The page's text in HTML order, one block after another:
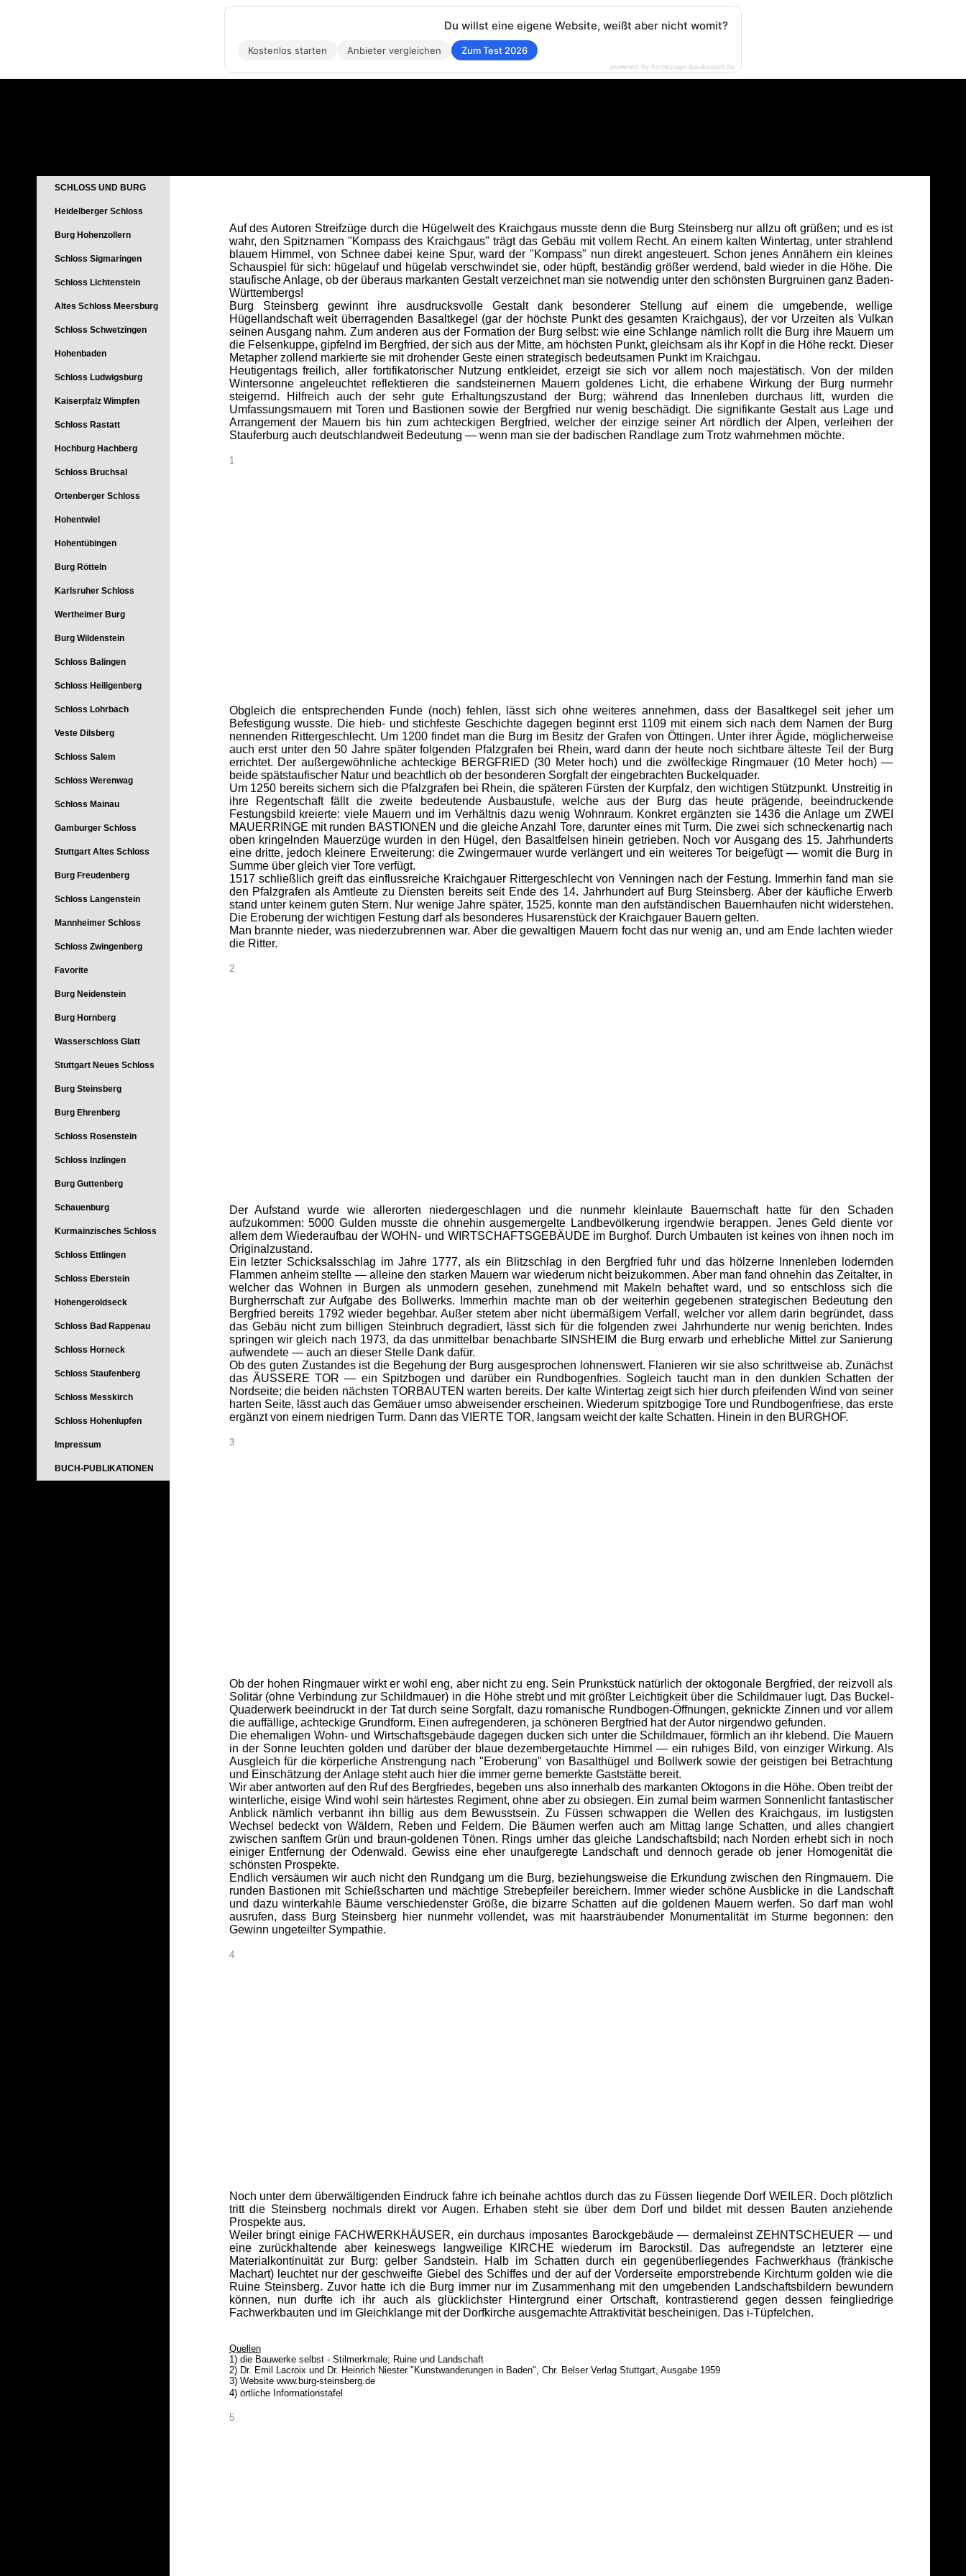
SCHLOSS UND BURG
Heidelberger Schloss
Burg Hohenzollern
Schloss Sigmaringen
Schloss Lichtenstein
Altes Schloss Meersburg
Schloss Schwetzingen
Hohenbaden
Schloss Ludwigsburg
Kaiserpfalz Wimpfen
Schloss Rastatt
Hochburg Hachberg
Schloss Bruchsal
Ortenberger Schloss
Hohentwiel
Hohentübingen
Burg Rötteln
Karlsruher Schloss
Wertheimer Burg
Burg Wildenstein
Schloss Balingen
Schloss Heiligenberg
Schloss Lohrbach
Veste Dilsberg
Schloss Salem
Schloss Werenwag
Schloss Mainau
Gamburger Schloss
Stuttgart Altes Schloss
Burg Freudenberg
Schloss Langenstein
Mannheimer Schloss
Schloss Zwingenberg
Favorite
Burg Neidenstein
Burg Hornberg
Wasserschloss Glatt
Stuttgart Neues Schloss
Burg Steinsberg
Burg Ehrenberg
Schloss Rosenstein
Schloss Inzlingen
Burg Guttenberg
Schauenburg
Kurmainzisches Schloss
Schloss Ettlingen
Schloss Eberstein
Hohengeroldseck
Schloss Bad Rappenau
Schloss Horneck
Schloss Staufenberg
Schloss Messkirch
Schloss Hohenlupfen
Impressum
BUCH-PUBLIKATIONEN
Auf des Autoren Streifzüge durch die Hügelwelt des Kraichgaus musste denn die Burg Steinsberg nur allzu oft grüßen; und es ist
wahr, den Spitznamen "Kompass des Kraichgaus" trägt das Gebäu mit vollem Recht. An einem kalten Wintertag, unter strahlend
blauem Himmel, von Schnee dabei keine Spur, ward der "Kompass" nun direkt angesteuert. Schon jenes Annähern ein kleines
Schauspiel für sich: hügelauf und hügelab verschwindet sie, oder hüpft, beständig größer werdend, bald wieder in die Höhe. Die
staufische Anlage, ob der überaus markanten Gestalt verzeichnet man sie notwendig unter den schönsten Burgruinen ganz Baden-
Württembergs!
Burg Steinsberg gewinnt ihre ausdrucksvolle Gestalt dank besonderer Stellung auf einem die umgebende, wellige
Hügellandschaft weit überragenden Basaltkegel (gar der höchste Punkt des gesamten Kraichgaus), der vor Urzeiten als Vulkan
seinen Ausgang nahm. Zum anderen aus der Formation der Burg selbst: wie eine Schlange nämlich rollt die Burg ihre Mauern um
die Felsenkuppe, gipfelnd im Bergfried, der sich aus der Mitte, am höchsten Punkt, gleichsam als ihr Kopf in die Höhe reckt. Dieser
Metapher zollend markierte sie mit drohender Geste einen strategisch bedeutsamen Punkt im Kraichgau.
Heutigentags freilich, aller fortifikatorischer Nutzung entkleidet, erzeigt sie sich vor allem noch majestätisch. Von der milden
Wintersonne angeleuchtet reflektieren die sandsteinernen Mauern goldenes Licht, die erhabene Wirkung der Burg nurmehr
steigernd. Hilfreich auch der sehr gute Erhaltungszustand der Burg; während das Innenleben durchaus litt, wurden die
Umfassungsmauern mit Toren und Bastionen sowie der Bergfried nur wenig beschädigt. Die signifikante Gestalt aus Lage und
Arrangement der Mauern bis hin zum achteckigen Bergfried, welcher der einzige seiner Art nördlich der Alpen, verleihen der
Stauferburg auch deutschlandweit Bedeutung — wenn man sie der badischen Randlage zum Trotz wahrnehmen möchte.
1
Obgleich die entsprechenden Funde (noch) fehlen, lässt sich ohne weiteres annehmen, dass der Basaltkegel seit jeher um
Befestigung wusste. Die hieb- und stichfeste Geschichte dagegen beginnt erst 1109 mit einem sich nach dem Namen der Burg
nennenden Rittergeschlecht. Um 1200 findet man die Burg im Besitz der Grafen von Öttingen. Unter ihrer Ägide, möglicherweise
auch erst unter den 50 Jahre später folgenden Pfalzgrafen bei Rhein, ward dann der heute noch sichtbare älteste Teil der Burg
errichtet. Der außergewöhnliche achteckige BERGFRIED (30 Meter hoch) und die zwölfeckige Ringmauer (10 Meter hoch) —
beide spätstaufischer Natur und beachtlich ob der besonderen Sorgfalt der eingebrachten Buckelquader.
Um 1250 bereits sichern sich die Pfalzgrafen bei Rhein, die späteren Fürsten der Kurpfalz, den wichtigen Stützpunkt. Unstreitig in
ihre Regentschaft fällt die zweite bedeutende Ausbaustufe, welche aus der Burg das heute prägende, beeindruckende
Festungsbild kreierte: viele Mauern und im Verhältnis dazu wenig Wohnraum. Konkret ergänzten sie 1436 die Anlage um ZWEI
MAUERRINGE mit runden BASTIONEN und die gleiche Anzahl Tore, darunter eines mit Turm. Die zwei sich schneckenartig nach
oben kringelnden Mauerzüge wurden in den Hügel, den Basaltfelsen hinein getrieben. Noch vor Ausgang des 15. Jahrhunderts
eine dritte, jedoch kleinere Erweiterung: die Zwingermauer wurde verlängert und ein weiteres Tor beigefügt — womit die Burg in
Summe über gleich vier Tore verfügt.
1517 schließlich greift das einflussreiche Kraichgauer Rittergeschlecht von Venningen nach der Festung. Immerhin fand man sie
den Pfalzgrafen als Amtleute zu Diensten bereits seit Ende des 14. Jahrhundert auf Burg Steinsberg. Aber der käufliche Erwerb
stand unter keinem guten Stern. Nur wenige Jahre später, 1525, konnte man den aufständischen Bauernhaufen nicht widerstehen.
Die Eroberung der wichtigen Festung darf als besonderes Husarenstück der Kraichgauer Bauern gelten.
Man brannte nieder, was niederzubrennen war. Aber die gewaltigen Mauern focht das nur wenig an, und am Ende lachten wieder
die Ritter.
2
Der Aufstand wurde wie allerorten niedergeschlagen und die nunmehr kleinlaute Bauernschaft hatte für den Schaden
aufzukommen: 5000 Gulden musste die ohnehin ausgemergelte Landbevölkerung irgendwie berappen. Jenes Geld diente vor
allem dem Wiederaufbau der WOHN- und WIRTSCHAFTSGEBÄUDE im Burghof. Durch Umbauten ist keines von ihnen noch im
Originalzustand.
Ein letzter Schicksalsschlag im Jahre 1777, als ein Blitzschlag in den Bergfried fuhr und das hölzerne Innenleben lodernden
Flammen anheim stellte — alleine den starken Mauern war wiederum nicht beizukommen. Aber man fand ohnehin das Zeitalter, in
welcher das Wohnen in Burgen als unmodern gesehen, zunehmend mit Makeln behaftet ward, und so entschloss sich die
Burgherrschaft zur Aufgabe des Bollwerks. Immerhin machte man ob der weiterhin gegebenen strategischen Bedeutung den
Bergfried bereits 1792 wieder begehbar. Außer stetem aber nicht übermäßigem Verfall, welcher vor allem darin begründet, dass
das Gebäu nicht zum billigen Steinbruch degradiert, lässt sich für die folgenden zwei Jahrhunderte nur wenig berichten. Indes
springen wir gleich nach 1973, da das unmittelbar benachbarte SINSHEIM die Burg erwarb und erhebliche Mittel zur Sanierung
aufwendete — auch an dieser Stelle Dank dafür.
Ob des guten Zustandes ist die Begehung der Burg ausgesprochen lohnenswert. Flanieren wir sie also schrittweise ab. Zunächst
das ÄUSSERE TOR — ein Spitzbogen und darüber ein Rundbogenfries. Sogleich taucht man in den dunklen Schatten der
Nordseite; die beiden nächsten TORBAUTEN warten bereits. Der kalte Wintertag zeigt sich hier durch pfeifenden Wind von seiner
harten Seite, lässt auch das Gemäuer umso abweisender erscheinen. Wiederum spitzbogige Tore und Rundbogenfriese, das erste
ergänzt von einem niedrigen Turm. Dann das VIERTE TOR, langsam weicht der kalte Schatten. Hinein in den BURGHOF.
3
Ob der hohen Ringmauer wirkt er wohl eng, aber nicht zu eng. Sein Prunkstück natürlich der oktogonale Bergfried, der reizvoll als
Solitär (ohne Verbindung zur Schildmauer) in die Höhe strebt und mit größter Leichtigkeit über die Schildmauer lugt. Das Buckel-
Quaderwerk beeindruckt in der Tat durch seine Sorgfalt, dazu romanische Rundbogen-Öffnungen, geknickte Zinnen und vor allem
die auffällige, achteckige Grundform. Einen aufregenderen, ja schöneren Bergfried hat der Autor nirgendwo gefunden.
Die ehemaligen Wohn- und Wirtschaftsgebäude dagegen ducken sich unter die Schildmauer, förmlich an ihr klebend. Die Mauern
in der Sonne leuchten golden und darüber der blaue dezembergetauchte Himmel — ein ruhiges Bild, von einziger Wirkung. Als
Ausgleich für die körperliche Anstrengung nach "Eroberung" von Basalthügel und Bollwerk sowie der geistigen bei Betrachtung
und Einschätzung der Anlage steht auch hier die immer gerne bemerkte Gaststätte bereit.
Wir aber antworten auf den Ruf des Bergfriedes, begeben uns also innerhalb des markanten Oktogons in die Höhe. Oben treibt der
winterliche, eisige Wind wohl sein härtestes Regiment, ohne aber zu obsiegen. Ein zumal beim warmen Sonnenlicht fantastischer
Anblick nämlich verbannt ihn billig aus dem Bewusstsein. Zu Füssen schwappen die Wellen des Kraichgaus, im lustigsten
Wechsel bedeckt von Wäldern, Reben und Feldern. Die Bäumen werfen auch am Mittag lange Schatten, und alles changiert
zwischen sanftem Grün und braun-goldenen Tönen. Rings umher das gleiche Landschaftsbild; nach Norden erhebt sich in noch
einiger Entfernung der Odenwald. Gewiss eine eher unaufgeregte Landschaft und dennoch gerade ob jener Homogenität die
schönsten Prospekte.
Endlich versäumen wir auch nicht den Rundgang um die Burg, beziehungsweise die Erkundung zwischen den Ringmauern. Die
runden Bastionen mit Schießscharten und mächtige Strebepfeiler bereichern. Immer wieder schöne Ausblicke in die Landschaft
und dazu winterkahle Bäume verschiedenster Größe, die bizarre Schatten auf die goldenen Mauern werfen. So darf man wohl
ausrufen, dass Burg Steinsberg hier nunmehr vollendet, was mit haarsträubender Monumentalität im Sturme begonnen: den
Gewinn ungeteilter Sympathie.
4
Noch unter dem überwältigenden Eindruck fahre ich beinahe achtlos durch das zu Füssen liegende Dorf WEILER. Doch plötzlich
tritt die Steinsberg nochmals direkt vor Augen. Erhaben steht sie über dem Dorf und bildet mit dessen Bauten anziehende
Prospekte aus.
Weiler bringt einige FACHWERKHÄUSER, ein durchaus imposantes Barockgebäude — dermaleinst ZEHNTSCHEUER — und
eine zurückhaltende aber keineswegs langweilige KIRCHE wiederum im Barockstil. Das aufregendste an letzterer eine
Materialkontinuität zur Burg: gelber Sandstein. Halb im Schatten durch ein gegenüberliegendes Fachwerkhaus (fränkische
Machart) leuchtet nur der geschweifte Giebel des Schiffes und der auf der Vorderseite emporstrebende Kirchturm golden wie die
Ruine Steinsberg. Zuvor hatte ich die Burg immer nur im Zusammenhang mit den umgebenden Landschaftsbildern bewundern
können, nun durfte ich ihr auch als glücklichster Hintergrund einer Ortschaft, kontrastierend gegen dessen feingliedrige
Fachwerkbauten und im Gleichklange mit der Dorfkirche ausgemachte Attraktivität bescheinigen. Das i-Tüpfelchen.
Quellen
1) die Bauwerke selbst - Stilmerkmale; Ruine und Landschaft
2) Dr. Emil Lacroix und Dr. Heinrich Niester "Kunstwanderungen in Baden", Chr. Belser Verlag Stuttgart, Ausgabe 1959
3) Website www.burg-steinsberg.de
4) örtliche Informationstafel
5
Du willst eine eigene Website, weißt aber nicht womit?
Kostenlos starten Anbieter vergleichen Zum Test 2026
powered by homepage-baukasten.de